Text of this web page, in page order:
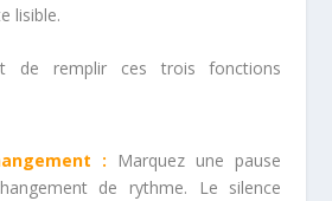
lisible.
de remplir ces trois fonctions
:
Marquez une pause
de rythme. Le silence